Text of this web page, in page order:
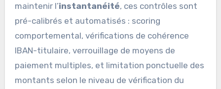
maintenir l’instantanéité, ces contrôles sont
pré-calibrés et automatisés : scoring
comportemental, vérifications de cohérence
IBAN-titulaire, verrouillage de moyens de
paiement multiples, et limitation ponctuelle des
montants selon le niveau de vérification du